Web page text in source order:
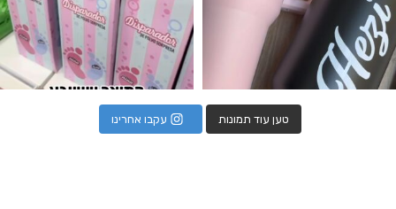
טען עוד תמונות עקבו אחרינו